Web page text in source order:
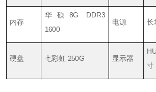
内存
华硕8G DDR3
1600
电源 长
硬盘 七彩虹 250G 显示器
寸